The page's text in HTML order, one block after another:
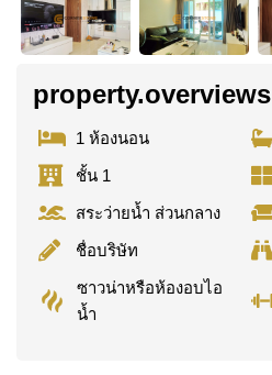
property.overviews
1 ห้องนอน
ชั้น 1
สระว่ายน้ำ ส่วนกลาง
ชื่อบริษัท
ซาวน่าหรือห้องอบไอ
น้ำ